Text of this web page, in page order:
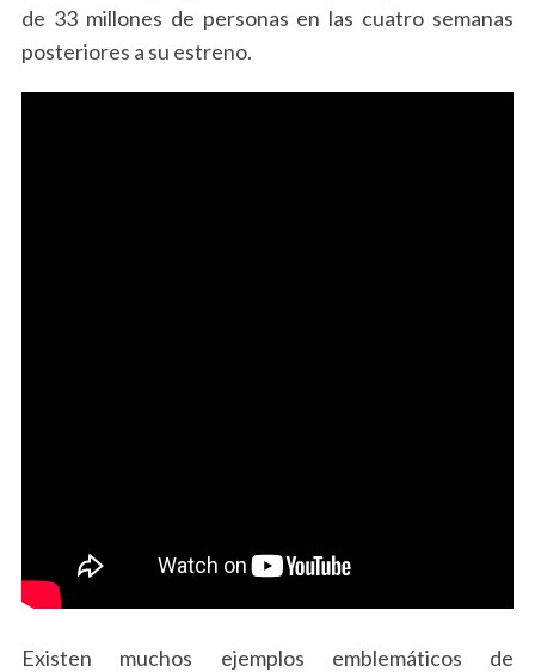
de 33 millones de personas en las cuatro semanas
posteriores a su estreno.
Existen muchos ejemplos emblemáticos de